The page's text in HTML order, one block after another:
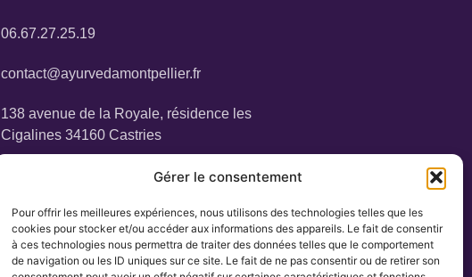
Gérer le consentement
Pour offrir les meilleures expériences, nous utilisons des technologies telles que les
cookies pour stocker et/ou accéder aux informations des appareils. Le fait de consentir
à ces technologies nous permettra de traiter des données telles que le comportement
de navigation ou les ID uniques sur ce site. Le fait de ne pas consentir ou de retirer son
06.67.27.25.19
contact@ayurvedamontpellier.fr
138 avenue de la Royale, résidence les
Cigalines 34160 Castries